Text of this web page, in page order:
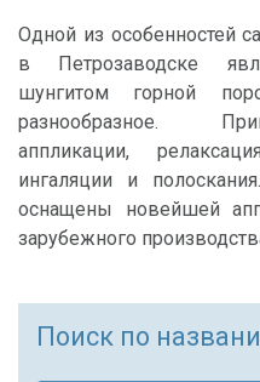
Одной из особенностей
в Петрозаводске
шунгитом горной
разнообразное.
аппликации,
ингаляции и
оснащены новейшей
зарубежного
Поиск по